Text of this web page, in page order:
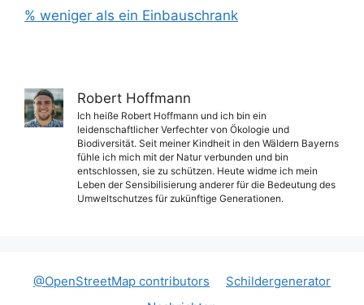
% weniger als ein Einbauschrank
Robert Hoffmann
Ich heiße Robert Hoffmann und ich bin ein
leidenschaftlicher Verfechter von Ökologie und
Biodiversität. Seit meiner Kindheit in den Wäldern Bayerns
fühle ich mich mit der Natur verbunden und bin
entschlossen, sie zu schützen. Heute widme ich mein
Leben der Sensibilisierung anderer für die Bedeutung des
Umweltschutzes für zukünftige Generationen.
@OpenStreetMap contributors
Schildergenerator